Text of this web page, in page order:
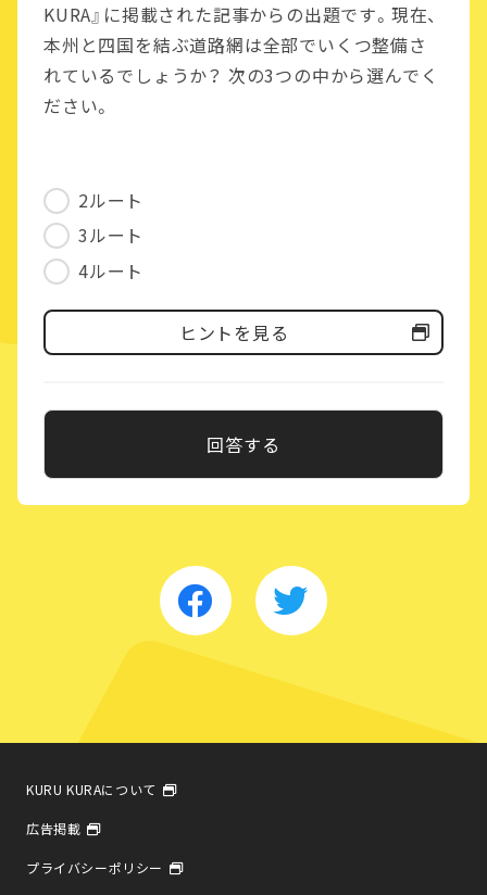
KURA』に掲載された記事からの出題です。現在、
本州と四国を結ぶ道路網は全部でいくつ整備さ
れているでしょうか？ 次の3つの中から選んでく
ださい。
2ルート
3ルート
4ルート
ヒントを見る
KURU KURAについて
広告掲載
プライバシーポリシー